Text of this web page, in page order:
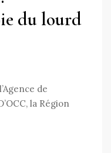
du lourd
de
la Région